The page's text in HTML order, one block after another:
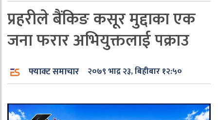
प्रहरीले बैंकिङ कसूर मुद्दाका एक
जना फरार अभियुक्तलाई पक्राउ
फ्याक्ट समाचार २०७९ भाद्र २३, बिहीबार १२:५०